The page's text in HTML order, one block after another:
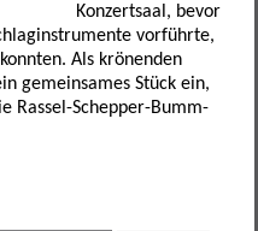
Konzertsaal, bevor
vorführte,
Als krönenden
gemeinsames Stück ein,
Rassel-Schepper-Bumm-